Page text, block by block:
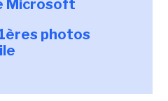
Microsoft
photos